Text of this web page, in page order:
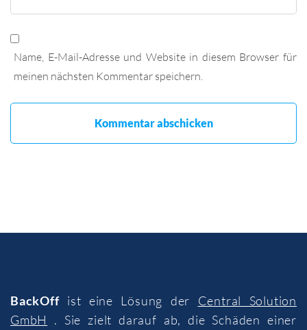
Name, E-Mail-Adresse und Website in diesem Browser für
meinen nächsten Kommentar speichern.
BackOffist eine Lösung der Central Solution
GmbH
. Sie zielt darauf ab, die Schäden einer